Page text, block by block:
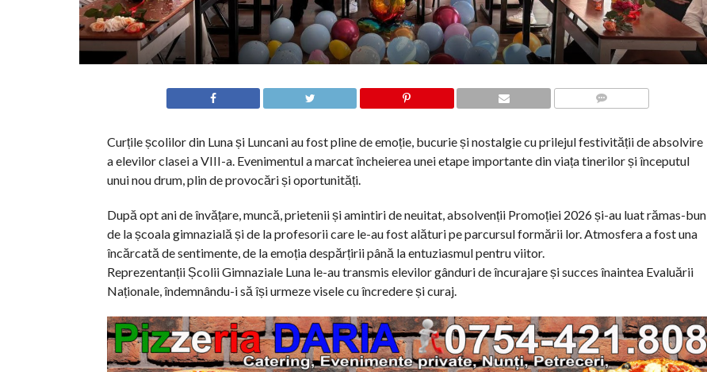
Curțile școlilor din Luna și Luncani au fost pline de emoție, bucurie și nostalgie cu prilejul festivității de absolvire
a elevilor clasei a VIII-a. Evenimentul a marcat încheierea unei etape importante din viața tinerilor și începutul
unui nou drum, plin de provocări și oportunități.
După opt ani de învățare, muncă, prietenii și amintiri de neuitat, absolvenții Promoției 2026 și-au luat rămas-bun
de la școala gimnazială și de la profesorii care le-au fost alături pe parcursul formării lor. Atmosfera a fost una
încărcată de sentimente, de la emoția despărțirii până la entuziasmul pentru viitor.
Reprezentanții Școlii Gimnaziale Luna le-au transmis elevilor gânduri de încurajare și succes înaintea Evaluării
Naționale, îndemnându-i să își urmeze visele cu încredere și curaj.